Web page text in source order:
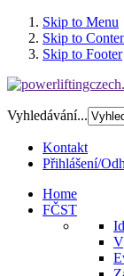
Skip to Menu
Skip to
Skip to Footer
Vyhledávání...
Kontakt
Přihlášení/
Home
FČST